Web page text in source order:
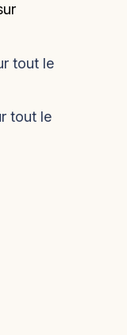
tout le
tout le